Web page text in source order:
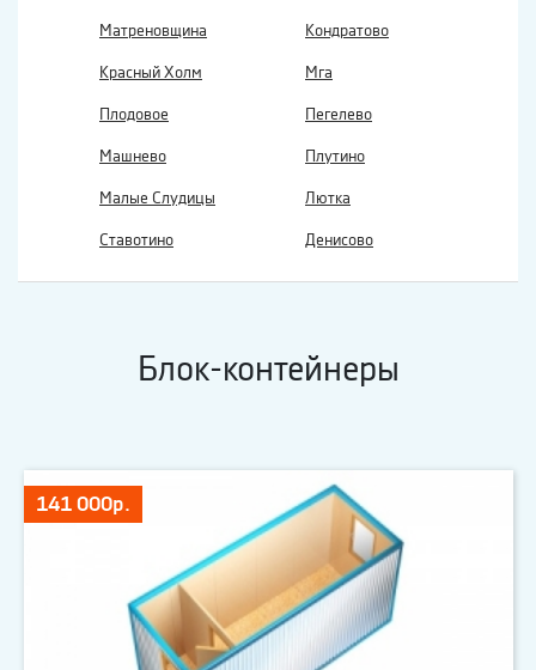
Матреновщина Кондратово
Красный Холм Мга
Плодовое Пегелево
Машнево Плутино
Малые Слудицы Лютка
Ставотино Денисово
Блок-контейнеры
141 000р.